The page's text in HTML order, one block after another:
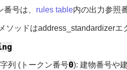
番号は、 rules table内の出力参照
ソッドはaddress_standardizerエ
列 (トークン番号0): 建物番号や